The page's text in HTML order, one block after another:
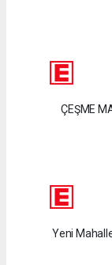
ÇEŞME
Yeni